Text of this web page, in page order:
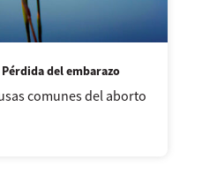
del embarazo
comunes del aborto